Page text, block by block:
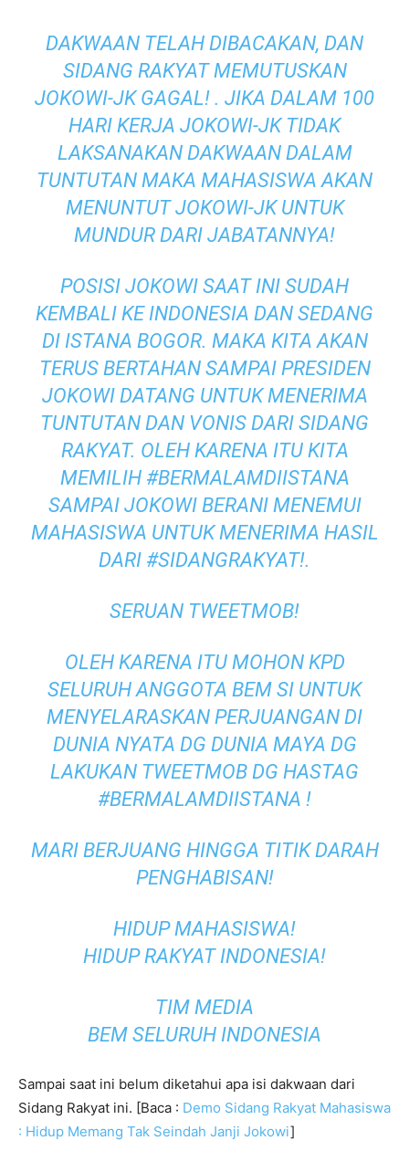
DAKWAAN TELAH DIBACAKAN, DAN
SIDANG RAKYAT MEMUTUSKAN
JOKOWI-JK GAGAL! . JIKA DALAM 100
HARI KERJA JOKOWI-JK TIDAK
LAKSANAKAN DAKWAAN DALAM
TUNTUTAN MAKA MAHASISWA AKAN
MENUNTUT JOKOWI-JK UNTUK
MUNDUR DARI JABATANNYA!
POSISI JOKOWI SAAT INI SUDAH
KEMBALI KE INDONESIA DAN SEDANG
DI ISTANA BOGOR. MAKA KITA AKAN
TERUS BERTAHAN SAMPAI PRESIDEN
JOKOWI DATANG UNTUK MENERIMA
TUNTUTAN DAN VONIS DARI SIDANG
RAKYAT. OLEH KARENA ITU KITA
MEMILIH #BERMALAMDIISTANA
SAMPAI JOKOWI BERANI MENEMUI
MAHASISWA UNTUK MENERIMA HASIL
DARI #SIDANGRAKYAT!.
SERUAN TWEETMOB!
OLEH KARENA ITU MOHON KPD
SELURUH ANGGOTA BEM SI UNTUK
MENYELARASKAN PERJUANGAN DI
DUNIA NYATA DG DUNIA MAYA DG
LAKUKAN TWEETMOB DG HASTAG
#BERMALAMDIISTANA !
MARI BERJUANG HINGGA TITIK DARAH
PENGHABISAN!
HIDUP MAHASISWA!
HIDUP RAKYAT INDONESIA!
TIM MEDIA
BEM SELURUH INDONESIA
Sampai saat ini belum diketahui apa isi dakwaan dari
Sidang Rakyat ini. [Baca : Demo Sidang Rakyat Mahasiswa
: Hidup Memang Tak Seindah Janji Jokowi]